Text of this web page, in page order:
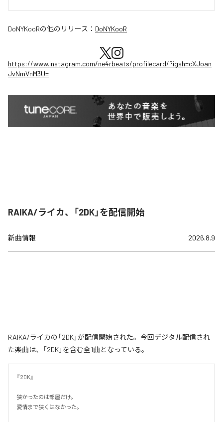
DoNYKooRの他のリリース： DoNYKooR
https://www.instagram.com/ne4rbeats/profilecard/?igsh=cXJoan
JvNmVnM3U=
RAIKA/ライカ、「2DK」を配信開始
新曲情報 2026.8.9
RAIKA/ライカの「2DK」が配信開始された。今回デジタル配信され
た楽曲は、「2DK」を含む全1曲となっている。
『2DK』
狭かったのは部屋だけ。
愛情まで狭くはなかった。